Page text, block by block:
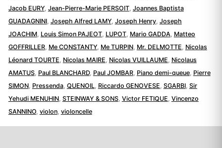
Jacob EURY, Jean-Pierre-Marie PERSOIT, Joannes Baptista
GUADAGNINI, Joseph Alfred LAMY, Joseph Henry, Joseph
JOACHIM, Louis Simon PAJEOT, LUPOT, Mario GADDA Matteo
GOFFRILLER, Me CONSTANTY, Me TURPIN, Mr. DELMOTTE Nicolas
Léonard TOURTE Nicolas MAIRE Nicolas VUILLAUME Nicolaus
AMATUS, Paul BLANCHARD, Paul JOMBAR, Piano demi-queue, Pierre
SIMON, Pressenda, QUENOIL Riccardo GENOVESE SGARBI, Sir
Yehudi MENUHIN, STEINWAY & SONS, Victor FETIQUE Vincenzo
SANNINO, violon, violoncelle